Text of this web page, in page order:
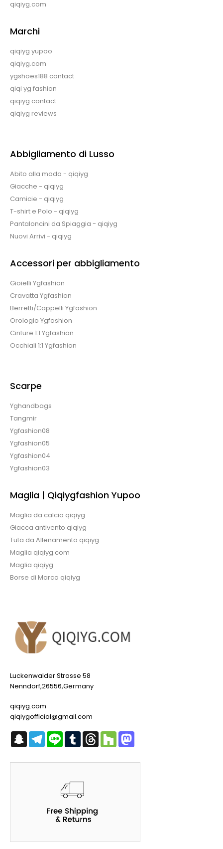
qiqiyg.com
Marchi
qiqiyg yupoo
qiqiyg.com
ygshoes188 contact
qiqi yg fashion
qiqiyg contact
qiqiyg reviews
Abbigliamento di Lusso
Abito alla moda - qiqiyg
Giacche - qiqiyg
Camicie - qiqiyg
T-shirt e Polo - qiqiyg
Pantaloncini da Spiaggia - qiqiyg
Nuovi Arrivi - qiqiyg
Accessori per abbigliamento
Gioielli Ygfashion
Cravatta Ygfashion
Berretti/Cappelli Ygfashion
Orologio Ygfashion
Cinture 1:1 Ygfashion
Occhiali 1:1 Ygfashion
Scarpe
Yghandbags
Tangmir
Ygfashion08
Ygfashion05
Ygfashion04
Ygfashion03
Maglia | Qiqiygfashion Yupoo
Maglia da calcio qiqiyg
Giacca antivento qiqiyg
Tuta da Allenamento qiqiyg
Maglia qiqiyg.com
Maglia qiqiyg
Borse di Marca qiqiyg
Luckenwalder Strasse 58
Nenndorf,26556,Germany
qiqiyg.com
qiqiygofficial@gmail.com
SnapchatTelegram
Line TumblrThreadsHouzz